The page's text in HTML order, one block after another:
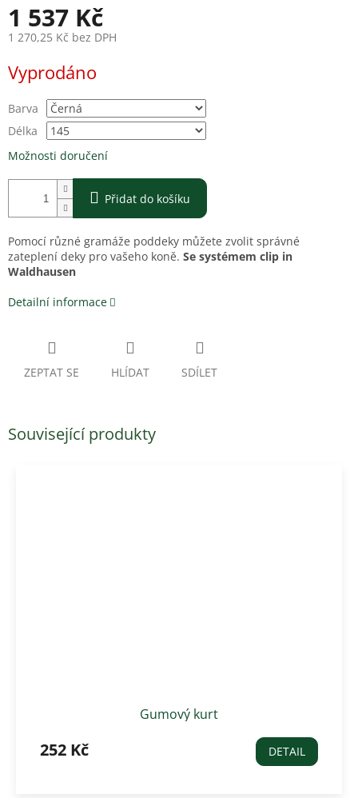
1 537 Kč
1 270,25 Kč bez DPH
cena:
Vyprodáno
Barva
Délka
Možnosti doručení
Přidat do košíku
Pomocí různé gramáže poddeky můžete zvolit správné
zateplení deky pro vašeho koně. Se systémem clip in
Waldhausen
Detailní informace
ZEPTAT SE HLÍDAT SDÍLET
Související produkty
Gumový kurt
252 Kč DETAIL